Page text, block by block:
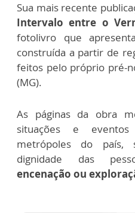
Sua mais recente
Intervalo entre o
fotolivro que
construída a partir de
feitos pelo próprio pré-
(MG).
As páginas da obra
situações e
metrópoles do país,
dignidade das
encenação ou